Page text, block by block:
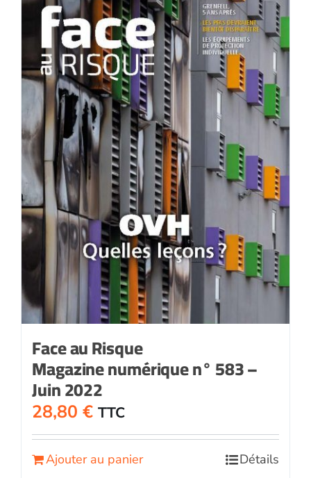
Face au Risque
Magazine numérique n° 583 –
Juin 2022
28,80 € TTC
Ajouter au panier Détails